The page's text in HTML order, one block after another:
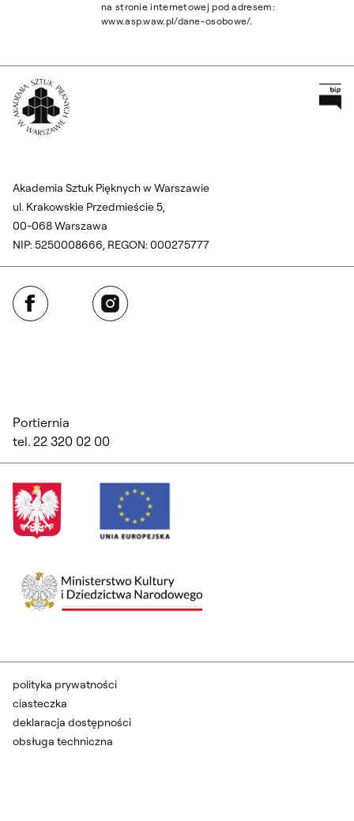
na stronie internetowej pod adresem:
www.asp.waw.pl/dane-osobowe/.
Akademia Sztuk Pięknych w Warszawie
ul. Krakowskie Przedmieście 5,
00-068 Warszawa
NIP: 5250008666, REGON: 000275777
Facebook Instagram
Portiernia
tel. 22 320 02 00
polityka prywatności
ciasteczka
deklaracja dostępności
obsługa techniczna